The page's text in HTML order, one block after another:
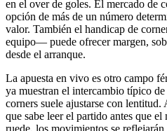
en el over de goles. El mercado de
opción de más de un número
valor. También el handicap de
equipo— puede ofrecer margen,
desde el arranque.
La apuesta en vivo es otro campo
ya muestran el intercambio típico
corners suele ajustarse con lentitud.
que sabe leer el partido antes que
ruede, los movimientos se reflejarán